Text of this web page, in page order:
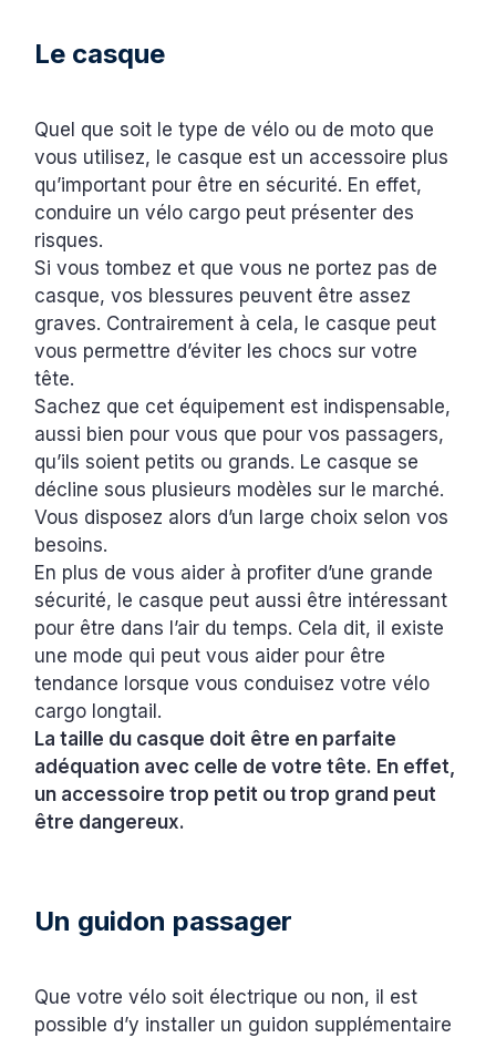
Le casque
Quel que soit le type de vélo ou de moto que
vous utilisez, le casque est un accessoire plus
qu’important pour être en sécurité. En effet,
conduire un vélo cargo peut présenter des
risques.
Si vous tombez et que vous ne portez pas de
casque, vos blessures peuvent être assez
graves. Contrairement à cela, le casque peut
vous permettre d’éviter les chocs sur votre
tête.
Sachez que cet équipement est indispensable,
aussi bien pour vous que pour vos passagers,
qu’ils soient petits ou grands. Le casque se
décline sous plusieurs modèles sur le marché.
Vous disposez alors d’un large choix selon vos
besoins.
En plus de vous aider à profiter d’une grande
sécurité, le casque peut aussi être intéressant
pour être dans l’air du temps. Cela dit, il existe
une mode qui peut vous aider pour être
tendance lorsque vous conduisez votre vélo
cargo longtail.
La taille du casque doit être en parfaite
adéquation avec celle de votre tête. En effet,
un accessoire trop petit ou trop grand peut
être dangereux.
Un guidon passager
Que votre vélo soit électrique ou non, il est
possible d’y installer un guidon supplémentaire